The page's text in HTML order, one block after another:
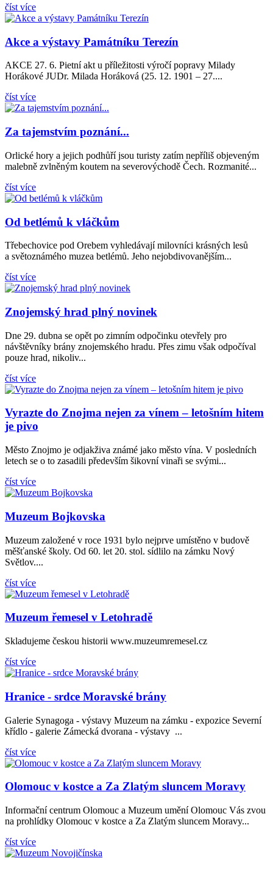
číst více
Akce a výstavy Památníku Terezín
AKCE 27. 6. Pietní akt u příležitosti výročí popravy Milady
Horákové JUDr. Milada Horáková (25. 12. 1901 – 27....
číst více
Za tajemstvím poznání...
Orlické hory a jejich podhůří jsou turisty zatím nepříliš objeveným
malebně zvlněným koutem na severovýchodě Čech. Rozmanité...
číst více
Od betlémů k vláčkům
Třebechovice pod Orebem vyhledávají milovníci krásných lesů
a světoznámého muzea betlémů. Jeho nejobdivovanějším...
číst více
Znojemský hrad plný novinek
Dne 29. dubna se opět po zimním odpočinku otevřely pro
návštěvníky brány znojemského hradu. Přes zimu však odpočíval
pouze hrad, nikoliv...
číst více
Vyrazte do Znojma nejen za vínem – letošním hitem
je pivo
Město Znojmo je odjakživa známé jako město vína. V posledních
letech se o to zasadili především šikovní vinaři se svými...
číst více
Muzeum Bojkovska
Muzeum založené v roce 1931 bylo nejprve umístěno v budově
měšťanské školy. Od 60. let 20. stol. sídlilo na zámku Nový
Světlov....
číst více
Muzeum řemesel v Letohradě
Skladujeme českou historii www.muzeumremesel.cz
číst více
Hranice - srdce Moravské brány
Galerie Synagoga - výstavy Muzeum na zámku - expozice Severní
křídlo - galerie Zámecká dvorana - výstavy ...
číst více
Olomouc v kostce a Za Zlatým sluncem Moravy
Informační centrum Olomouc a Muzeum umění Olomouc Vás zvou
na prohlídky Olomouc v kostce a Za Zlatým sluncem Moravy...
číst více